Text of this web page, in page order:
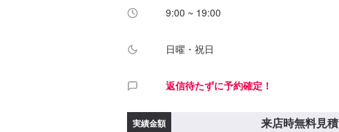
9:00 ~ 19:00
日曜・祝日
返信待たずに予約確定！
実績金額 来店時無料見積